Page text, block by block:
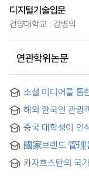
디지털기술입문
건양대학교 강병익
연관학위논문
소셜 미디어를 통
해외 한국인 관광
중국 대학생이 인
관광행동의도에
Effects of
Image and
Students
國家브랜드 管
management of
카자흐스탄의 국가브랜드